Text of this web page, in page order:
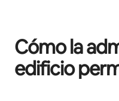
Cómo la
edificio